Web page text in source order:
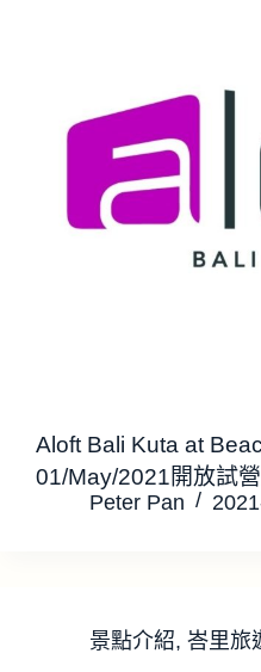
Aloft Bali Kuta at
01/May/2021開放試
Peter Pan
景點介紹, 峇里旅